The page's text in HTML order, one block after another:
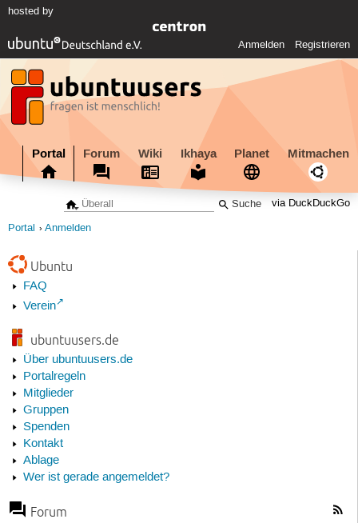
hosted by
Anmelden Registrieren
Portal Forum Wiki Ikhaya Planet Mitmachen
via DuckDuckGo
Portal Anmelden
Ubuntu
FAQ
Verein
ubuntuusers.de
Über ubuntuusers.de
Portalregeln
Mitglieder
Gruppen
Spenden
Kontakt
Ablage
Wer ist gerade angemeldet?
Forum